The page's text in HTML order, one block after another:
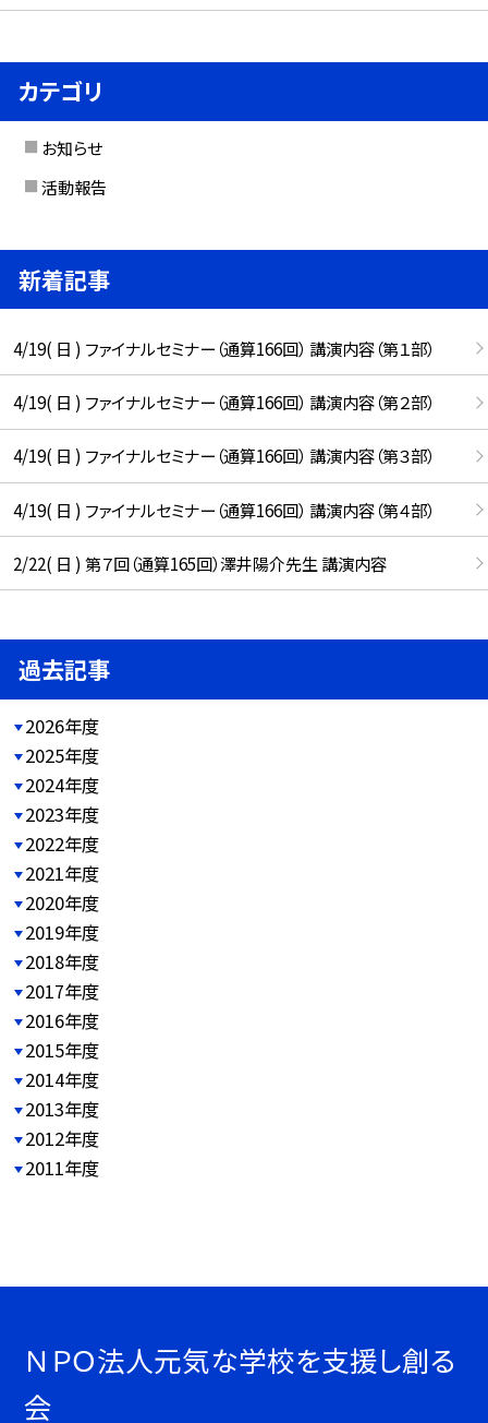
カテゴリ
お知らせ
活動報告
新着記事
4/19( 日 ) ファイナルセミナー（通算166回） 講演内容（第１部）
4/19( 日 ) ファイナルセミナー（通算166回） 講演内容（第２部）
4/19( 日 ) ファイナルセミナー（通算166回） 講演内容（第３部）
4/19( 日 ) ファイナルセミナー（通算166回） 講演内容（第４部）
2/22( 日 ) 第７回（通算165回）澤井陽介先生 講演内容
過去記事
2026年度
2025年度
2024年度
2023年度
2022年度
2021年度
2020年度
2019年度
2018年度
2017年度
2016年度
2015年度
2014年度
2013年度
2012年度
2011年度
ＮＰＯ法人元気な学校を支援し創る
会